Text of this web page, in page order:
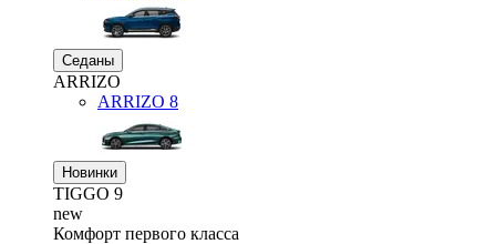
Седаны
ARRIZO
ARRIZO 8
Новинки
TIGGO 9
new
Комфорт первого класса